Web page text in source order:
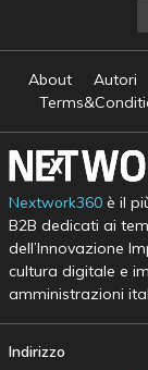
About Autori
Nextwork360è il
B2B dedicati ai
dell’Innovazione
cultura digitale e
amministrazioni
Indirizzo